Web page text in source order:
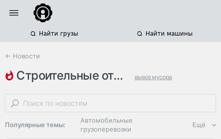
Найти грузы Найти машины
← Новости
строительные отходы вывоз мусора
московская область незаконные свалки
Популярные темы:
Автомобильные
грузоперевозки
Ещё